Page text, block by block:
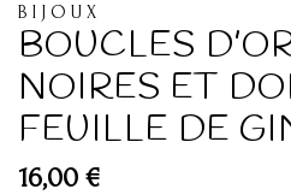
BIJOUX
BOUCLES
NOIRES ET
FEUILLE DE
16,00 €